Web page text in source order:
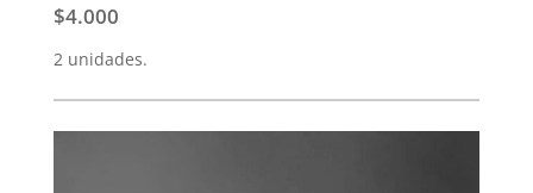
$4.000
2 unidades.